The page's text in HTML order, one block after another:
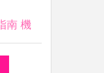
南 機
勢